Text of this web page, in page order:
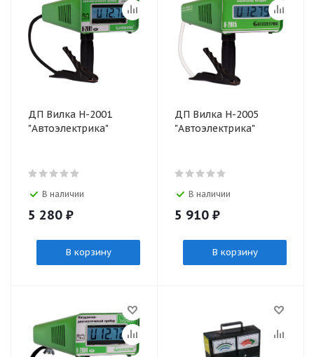
ДП Вилка Н-2001
"Автоэлектрика"
В наличии
5 280 ₽
В корзину
ДП Вилка Н-2005
"Автоэлектрика"
В наличии
5 910 ₽
В корзину